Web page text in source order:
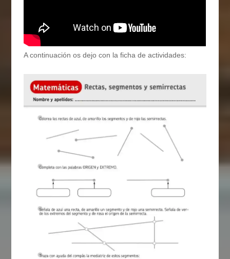
A continuación os dejo con la ficha de actividades: